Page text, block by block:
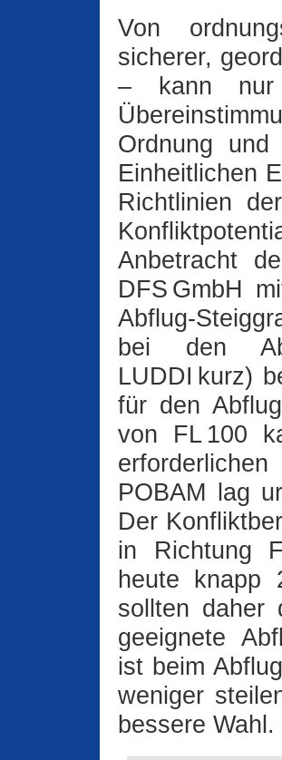
Von
sicherer,
– kann
Ordnung und
Einheitlichen
Richtlinien
Anbetracht
DFS GmbH
Abflug-
bei den
LUDDI kurz)
für den
von FL 100
POBAM lag
Der
in Richtung
heute knapp
sollten daher
geeignete
ist beim
weniger
bessere Wahl.